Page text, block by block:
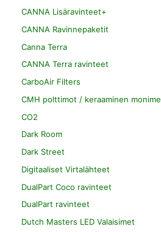
CANNA Lisäravinteet+
CANNA Ravinnepaketit
Canna Terra
CANNA Terra ravinteet
CarboAir Filters
CMH polttimot / keraaminen
CO2
Dark Room
Dark Street
Digitaaliset Virtalähteet
DualPart Coco ravinteet
DualPart ravinteet
Dutch Masters LED Valaisimet